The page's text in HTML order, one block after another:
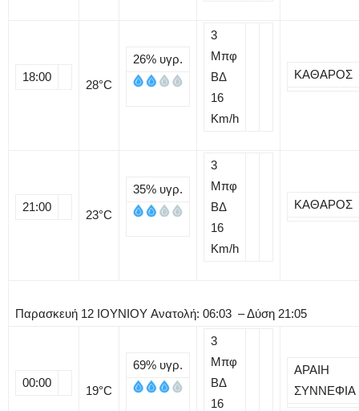
18:00
28°C
26% υγρ.
3
Μπφ
ΒΔ
16
Km/h
ΚΑΘΑΡΟΣ
21:00
23°C
35% υγρ.
3
Μπφ
ΒΔ
16
Km/h
ΚΑΘΑΡΟΣ
Παρασκευή 12 ΙΟΥΝΙΟΥ Ανατολή: 06:03 – Δύση 21:05
00:00
19°C
69% υγρ.
3
Μπφ
ΒΔ
16
ΑΡΑΙΗ
ΣΥΝΝΕΦΙΑ